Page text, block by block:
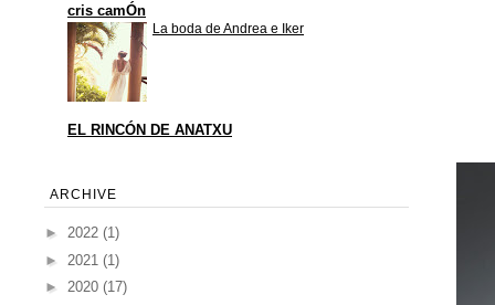
cris camÓn
La boda de Andrea e Iker
EL RINCÓN DE ANATXU
ARCHIVE
► 2022 (1)
► 2021 (1)
► 2020 (17)